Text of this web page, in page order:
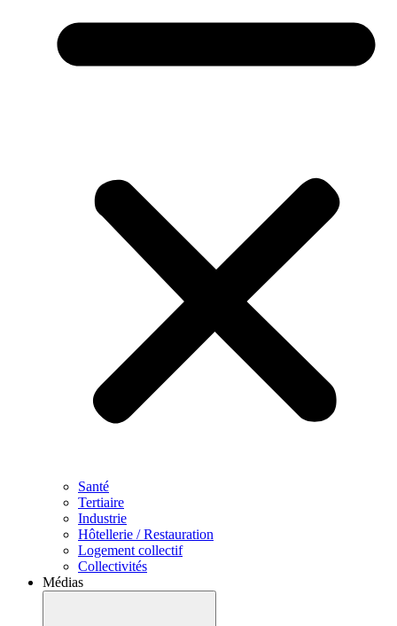
Santé
Tertiaire
Industrie
Hôtellerie / Restauration
Logement collectif
Collectivités
Médias